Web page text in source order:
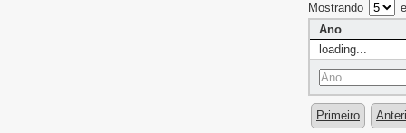
Mostrando
Ano
loading...
Primeiro